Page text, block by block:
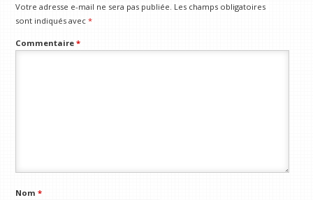
Votre adresse e-mail ne sera pas publiée. Les champs obligatoires
sont indiqués avec*
Commentaire*
Nom*